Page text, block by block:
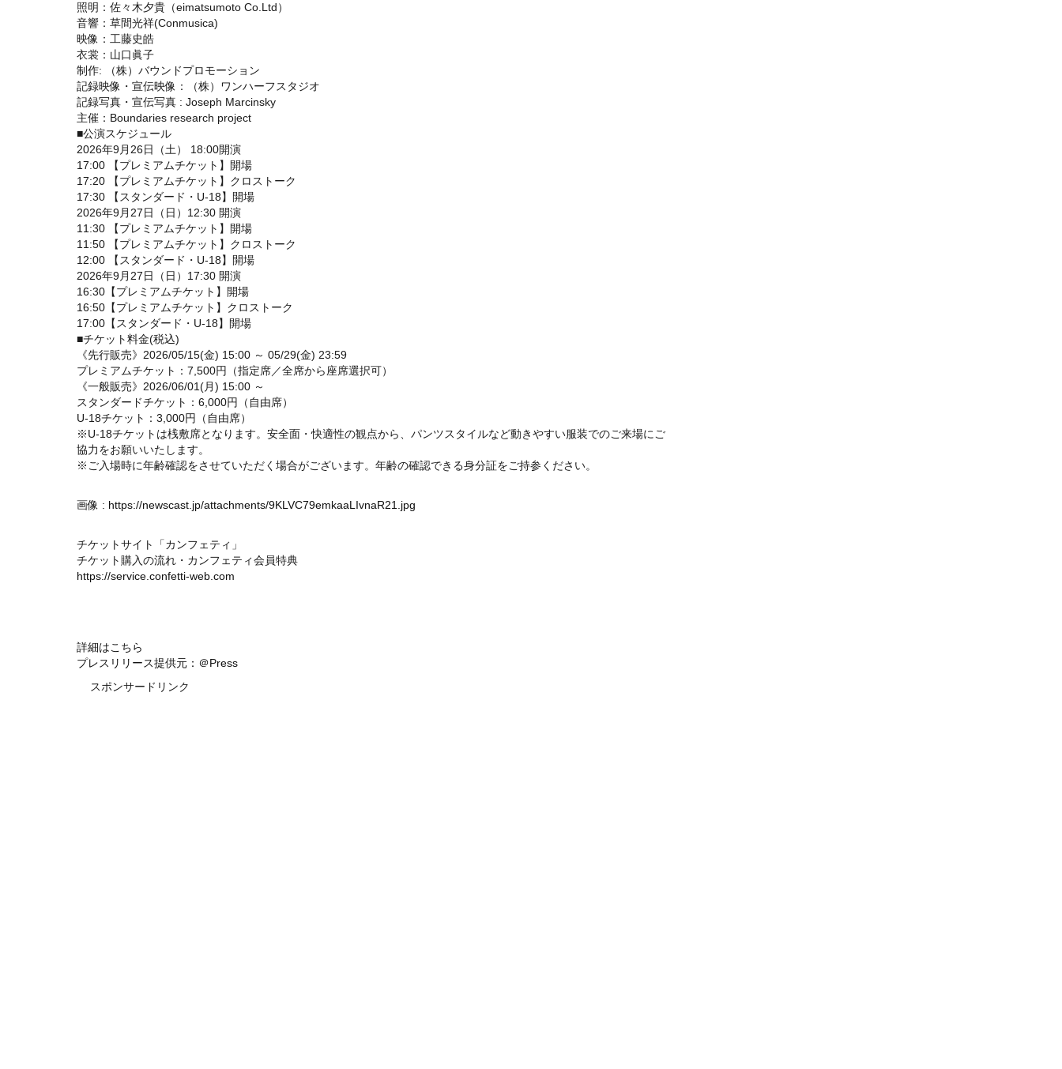
照明：佐々木夕貴（eimatsumoto Co.Ltd）
音響：草間光祥(Conmusica)
映像：工藤史皓
衣裳：山口眞子
制作: （株）バウンドプロモーション
記録映像・宣伝映像：（株）ワンハーフスタジオ
記録写真・宣伝写真 : Joseph Marcinsky
主催：Boundaries research project
■公演スケジュール
2026年9月26日（土） 18:00開演
17:00 【プレミアムチケット】開場
17:20 【プレミアムチケット】クロストーク
17:30 【スタンダード・U-18】開場
2026年9月27日（日）12:30 開演
11:30 【プレミアムチケット】開場
11:50 【プレミアムチケット】クロストーク
12:00 【スタンダード・U-18】開場
2026年9月27日（日）17:30 開演
16:30【プレミアムチケット】開場
16:50【プレミアムチケット】クロストーク
17:00【スタンダード・U-18】開場
■チケット料金(税込)
《先行販売》2026/05/15(金) 15:00 ～ 05/29(金) 23:59
プレミアムチケット：7,500円（指定席／全席から座席選択可）
《一般販売》2026/06/01(月) 15:00 ～
スタンダードチケット：6,000円（自由席）
U-18チケット：3,000円（自由席）
※U-18チケットは桟敷席となります。安全面・快適性の観点から、パンツスタイルなど動きやすい服装でのご来場にご
協力をお願いいたします。
※ご入場時に年齢確認をさせていただく場合がございます。年齢の確認できる身分証をご持参ください。
画像 : https://newscast.jp/attachments/9KLVC79emkaaLIvnaR21.jpg
チケットサイト「カンフェティ」
チケット購入の流れ・カンフェティ会員特典
https://service.confetti-web.com
詳細はこちら
プレスリリース提供元：＠Press
スポンサードリンク